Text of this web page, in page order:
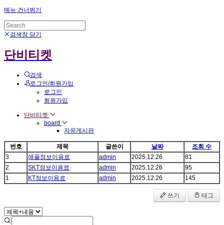
메뉴 건너뛰기
검색창 닫기
단비티켓
검색
로그인/회원가입
로그인
회원가입
단비티켓
board
자유게시판
번호 제목 글쓴이 날짜
조회 수
3
애플정보이용료 admin 2025.12.26
81
2
SKT정보이용료 admin 2025.12.26
95
1
KT정보이용료 admin 2025.12.26 145
쓰기 태그